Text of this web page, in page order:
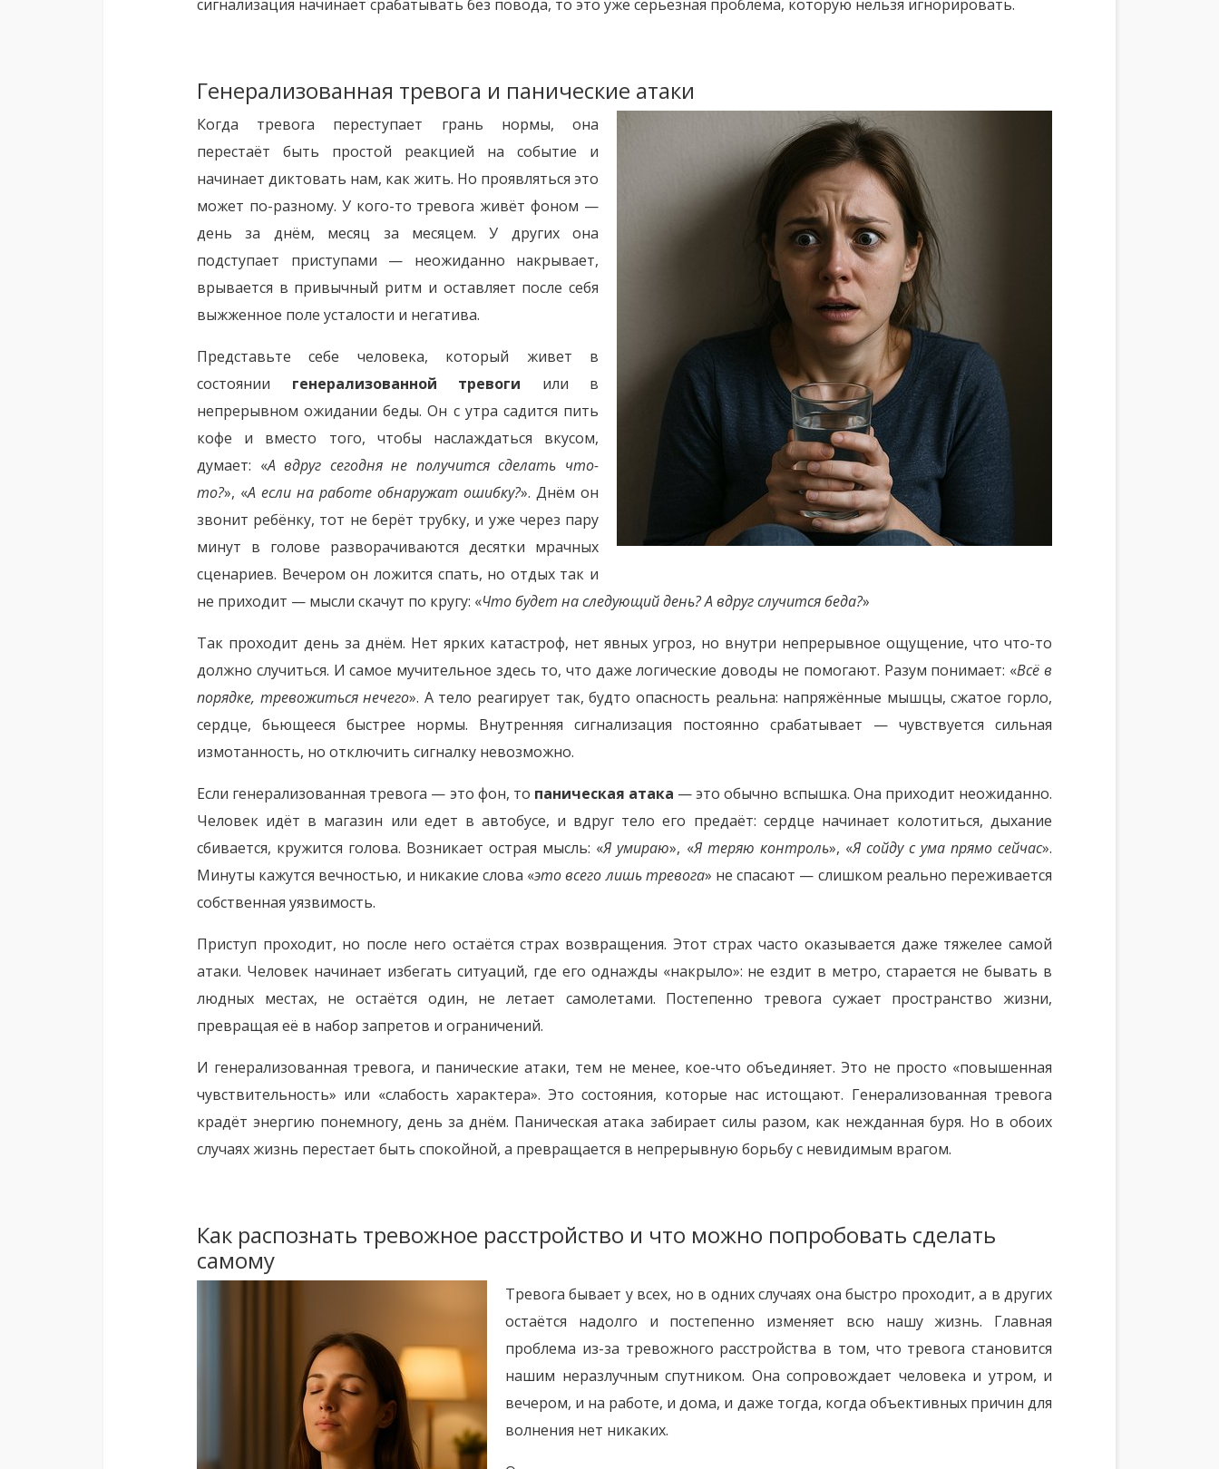
сигнализация начинает срабатывать без повода, то это уже серьезная проблема, которую нельзя игнорировать.
Генерализованная тревога и панические атаки
Когда тревога переступает грань нормы, она
перестаёт быть простой реакцией на событие и
начинает диктовать нам, как жить. Но проявляться это
может по-разному. У кого-то тревога живёт фоном —
день за днём, месяц за месяцем. У других она
подступает приступами — неожиданно накрывает,
врывается в привычный ритм и оставляет после себя
выжженное поле усталости и негатива.
Представьте себе человека, который живет в
состоянии генерализованной тревоги или в
непрерывном ожидании беды. Он с утра садится пить
кофе и вместо того, чтобы наслаждаться вкусом,
думает: «А вдруг сегодня не получится сделать что-
то?», «А если на работе обнаружат ошибку?». Днём он
звонит ребёнку, тот не берёт трубку, и уже через пару
минут в голове разворачиваются десятки мрачных
сценариев. Вечером он ложится спать, но отдых так и
не приходит — мысли скачут по кругу: «Что будет на следующий день? А вдруг случится беда?»
Так проходит день за днём. Нет ярких катастроф, нет явных угроз, но внутри непрерывное ощущение, что что-то
должно случиться. И самое мучительное здесь то, что даже логические доводы не помогают. Разум понимает: «Всё в
порядке, тревожиться нечего». А тело реагирует так, будто опасность реальна: напряжённые мышцы, сжатое горло,
сердце, бьющееся быстрее нормы. Внутренняя сигнализация постоянно срабатывает — чувствуется сильная
измотанность, но отключить сигналку невозможно.
Если генерализованная тревога — это фон, то паническая атака — это обычно вспышка. Она приходит неожиданно.
Человек идёт в магазин или едет в автобусе, и вдруг тело его предаёт: сердце начинает колотиться, дыхание
сбивается, кружится голова. Возникает острая мысль: «Я умираю», «Я теряю контроль», «Я сойду с ума прямо сейчас».
Минуты кажутся вечностью, и никакие слова «это всего лишь тревога» не спасают — слишком реально переживается
собственная уязвимость.
Приступ проходит, но после него остаётся страх возвращения. Этот страх часто оказывается даже тяжелее самой
атаки. Человек начинает избегать ситуаций, где его однажды «накрыло»: не ездит в метро, старается не бывать в
людных местах, не остаётся один, не летает самолетами. Постепенно тревога сужает пространство жизни,
превращая её в набор запретов и ограничений.
И генерализованная тревога, и панические атаки, тем не менее, кое-что объединяет. Это не просто «повышенная
чувствительность» или «слабость характера». Это состояния, которые нас истощают. Генерализованная тревога
крадёт энергию понемногу, день за днём. Паническая атака забирает силы разом, как нежданная буря. Но в обоих
случаях жизнь перестает быть спокойной, а превращается в непрерывную борьбу с невидимым врагом.
Как распознать тревожное расстройство и что можно попробовать сделать
самому
Тревога бывает у всех, но в одних случаях она быстро проходит, а в других
остаётся надолго и постепенно изменяет всю нашу жизнь. Главная
проблема из-за тревожного расстройства в том, что тревога становится
нашим неразлучным спутником. Она сопровождает человека и утром, и
вечером, и на работе, и дома, и даже тогда, когда объективных причин для
волнения нет никаких.